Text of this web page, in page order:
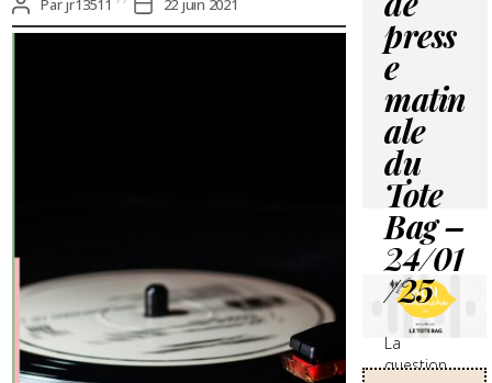
Auteur
de
Parjr13511
Date
de
22 juin 2021
de
press
e
matin
ale
du
Tote
Bag –
24/01
/25
La
question